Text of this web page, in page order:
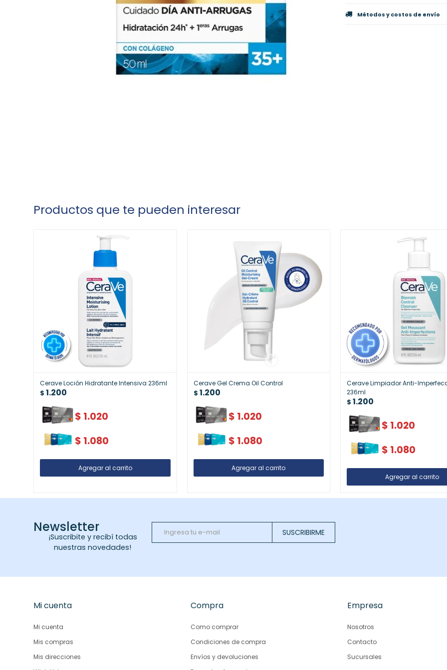
Métodos y costos de envío
Productos que te pueden interesar
Cerave Loción Hidratante Intensiva 236ml
$ 1.200
$ 1.020
$ 1.080
Cerave Gel Crema Oil Control
$ 1.200
$ 1.020
$ 1.080
Cerave Limpiador Anti-
236ml
$ 1.200
$ 1.020
$ 1.080
Newsletter
¡Suscribite y recibí todas
nuestras novedades!
SUSCRIBIRME
Mi cuenta
Mi cuenta
Mis compras
Mis direcciones
Compra
Como comprar
Condiciones de compra
Envíos y devoluciones
Empresa
Nosotros
Contacto
Sucursales